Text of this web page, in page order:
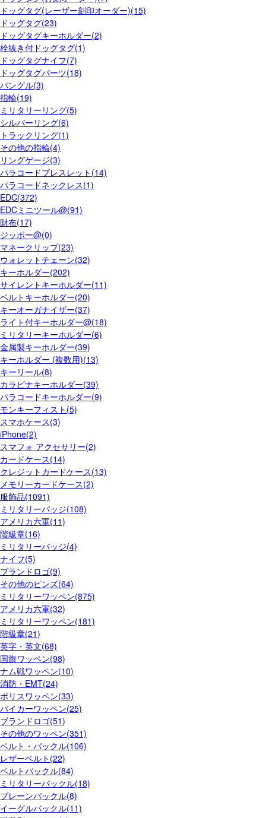
ドッグタグ(レーザー刻印オーダー)(15)
ドッグタグ(23)
ドッグタグキーホルダー(2)
栓抜き付ドッグタグ(1)
ドッグタグナイフ(7)
ドッグタグパーツ(18)
バングル(3)
指輪(19)
ミリタリーリング(5)
シルバーリング(6)
トラックリング(1)
その他の指輪(4)
リングゲージ(3)
パラコードブレスレット(14)
パラコードネックレス(1)
EDC(372)
EDCミニツール@(91)
財布(17)
ジッポー@(0)
マネークリップ(23)
ウォレットチェーン(32)
キーホルダー(202)
サイレントキーホルダー(11)
ベルトキーホルダー(20)
キーオーガナイザー(37)
ライト付キーホルダー@(18)
ミリタリーキーホルダー(6)
金属製キーホルダー(39)
キーホルダー (複数用)(13)
キーリール(8)
カラビナキーホルダー(39)
パラコードキーホルダー(9)
モンキーフィスト(5)
スマホケース(3)
iPhone(2)
スマフォ アクセサリー(2)
カードケース(14)
クレジットカードケース(13)
メモリーカードケース(2)
服飾品(1091)
ミリタリーバッジ(108)
アメリカ六軍(11)
階級章(16)
ミリタリーバッジ(4)
ナイフ(5)
ブランドロゴ(9)
その他のピンズ(64)
ミリタリーワッペン(875)
アメリカ六軍(32)
ミリタリーワッペン(181)
階級章(21)
英字・英文(68)
国旗ワッペン(98)
ナム戦ワッペン(10)
消防・EMT(24)
ポリスワッペン(33)
バイカーワッペン(25)
ブランドロゴ(51)
その他のワッペン(351)
ベルト・バックル(106)
レザーベルト(22)
ベルトバックル(84)
ミリタリーバックル(18)
プレーンバックル(8)
イーグルバックル(11)